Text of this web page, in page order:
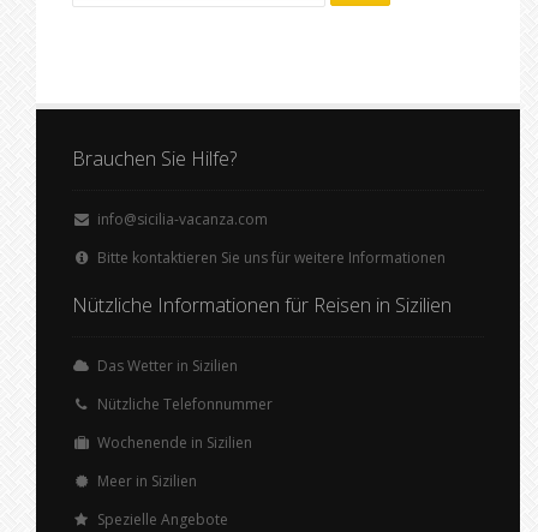
Brauchen Sie Hilfe?
info@sicilia-vacanza.com
Bitte kontaktieren Sie uns für weitere Informationen
Nützliche Informationen für Reisen in Sizilien
Das Wetter in Sizilien
Nützliche Telefonnummer
Wochenende in Sizilien
Meer in Sizilien
Spezielle Angebote